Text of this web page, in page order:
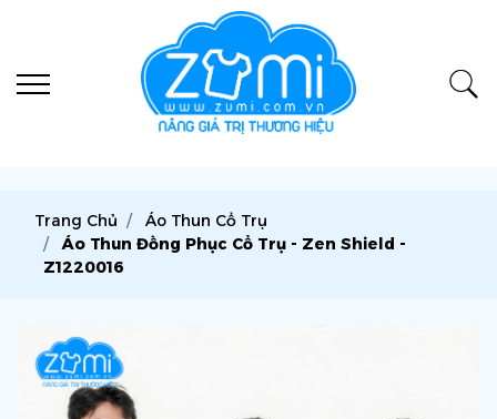
Trang Chủ
Áo Thun Cổ Trụ
Áo Thun Đồng Phục Cổ Trụ - Zen Shield -
Z1220016